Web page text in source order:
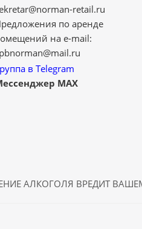
retail.ru
по аренде
на e-mail:
в Telegram
MAX
АЛКОГОЛЯ ВРЕДИТ